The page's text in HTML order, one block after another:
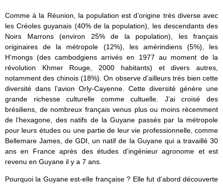
Comme à la Réunion, la population est d’origine très diverse avec
les Créoles guyanais (40% de la population), les descendants des
Noirs Marrons (environ 25% de la population), les français
originaires de la métropole (12%), les amérindiens (5%), les
H’mongs (des cambodgiens arrivés en 1977 au moment de la
révolution Khmer Rouge, 2000 habitants) et divers autres,
notamment des chinois (18%). On observe d’ailleurs très bien cette
diversité dans l’avion Orly-Cayenne. Cette diversité génère une
grande richesse culturelle comme cultuelle. J’ai croisé des
brésiliens, de nombreux français venus plus ou moins récemment
de l’hexagone, des natifs de la Guyane passés par la métropole
pour leurs études ou une partie de leur vie professionnelle, comme
Bellemare James, de GDI, un natif de la Guyane qui a travaillé 30
ans en France après des études d’ingénieur agronome et est
revenu en Guyane il y a 7 ans.
Pourquoi la Guyane est-elle française ? Elle fut d’abord découverte